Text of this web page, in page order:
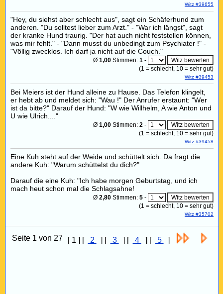
Witz #39655
"Hey, du siehst aber schlecht aus", sagt ein Schäferhund zum
anderen. "Du solltest lieber zum Arzt." - "War ich längst", sagt
der kranke Hund traurig. "Der hat auch nicht feststellen können,
was mir fehlt." - "Dann musst du unbedingt zum Psychiater !" -
"Völlig zwecklos. Ich darf ja nicht auf die Couch."
Ø 1,00 Stimmen: 1 -
(1 = schlecht, 10 = sehr gut)
Witz #39453
Bei Meiers ist der Hund alleine zu Hause. Das Telefon klingelt,
er hebt ab und meldet sich: "Wau !" Der Anrufer erstaunt: "Wer
ist da bitte?" Darauf der Hund: "W wie Willhelm, A wie Anton und
U wie Ulrich...."
Ø 1,00 Stimmen: 2 -
(1 = schlecht, 10 = sehr gut)
Witz #39458
Eine Kuh steht auf der Weide und schüttelt sich. Da fragt die
andere Kuh: "Warum schüttelst du dich?"
Darauf die eine Kuh: "Ich habe morgen Geburtstag, und ich
mach heut schon mal die Schlagsahne!
Ø 2,80 Stimmen: 5 -
(1 = schlecht, 10 = sehr gut)
Witz #35702
Seite 1 von 27 [ 1 ] [ 2 ] [ 3 ] [ 4 ] [ 5 ]